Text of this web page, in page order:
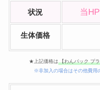
状況 当
生体価格
★上記価格は 【わんパック プ
※非加入の場合はその他費用